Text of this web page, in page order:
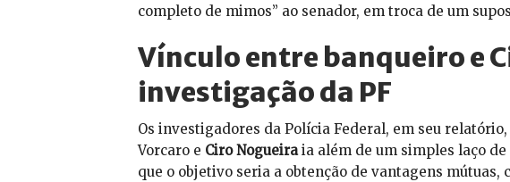
completo de mimos” ao senador, em troca de um
Vínculo entre banqueiro e
investigação da PF
Os investigadores da Polícia Federal, em seu
Vorcaro e Ciro Nogueiraia além de um simples laço
que o objetivo seria a obtenção de vantagens